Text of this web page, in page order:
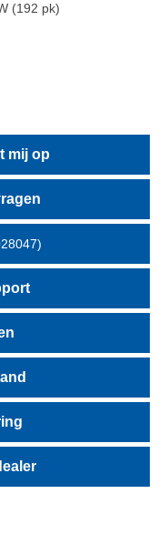
(192 pk)
mij op